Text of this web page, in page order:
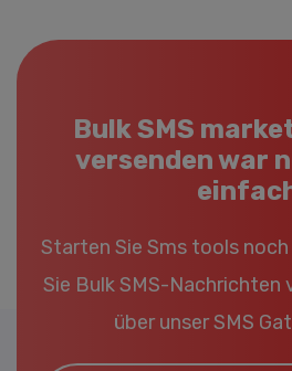
Bulk SMS
versenden war
Starten Sie Sms tools
Sie Bulk SMS-Nachrichten
über unser SMS